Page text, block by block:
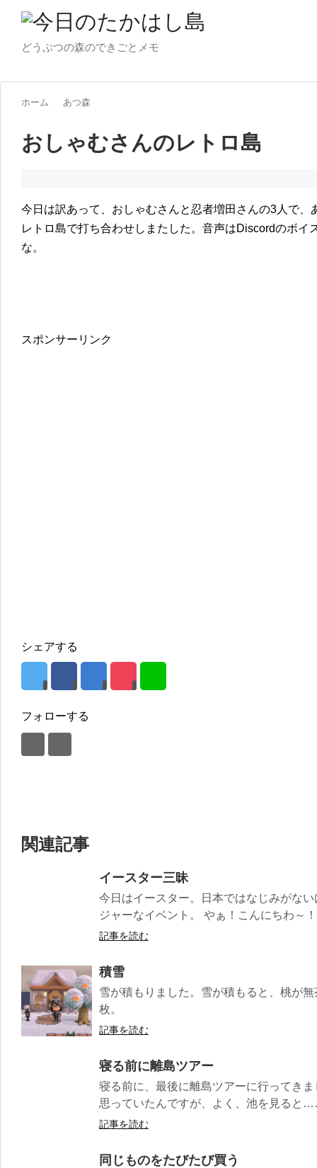
どうぶつの森のできごとメモ
ホーム あつ森
おしゃむさんのレトロ島
今日は訳あって、おしゃむさんと忍者増田さんの3人で、
レトロ島で打ち合わせしまたした。音声はDiscordのボイ
な。
スポンサーリンク
シェアする
フォローする
関連記事
イースター三昧
今日はイースター。日本ではなじみがな
ジャーなイベント。 やぁ！こんにちわ～
記事を読む
積雪
雪が積もりました。雪が積もると、桃が
枚。
記事を読む
寝る前に離島ツアー
寝る前に、最後に離島ツアーに行ってき
思っていたんですが、よく、池を見ると
記事を読む
同じものをたびたび買う